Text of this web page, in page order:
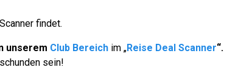
findet.
unserem Club Bereich im „Reise Deal Scanner“.
sein!